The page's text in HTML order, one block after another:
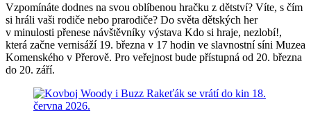
Vzpomínáte dodnes na svou oblíbenou hračku z dětství? Víte, s čím
si hráli vaši rodiče nebo prarodiče? Do světa dětských her
v minulosti přenese návštěvníky výstava Kdo si hraje, nezlobí!,
která začne vernisáží 19. března v 17 hodin ve slavnostní síni Muzea
Komenského v Přerově. Pro veřejnost bude přístupná od 20. března
do 20. září.